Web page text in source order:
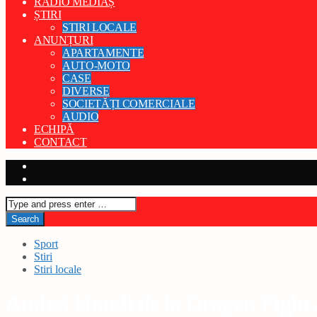
ȘTIRI
STIRI LOCALE
ANUNȚURI
APARTAMENTE
AUTO-MOTO
CASE
DIVERSE
SOCIETĂȚI COMERCIALE
AUDIO
ECHIPĂ
CONTACT
Sport
Stiri
Stiri locale